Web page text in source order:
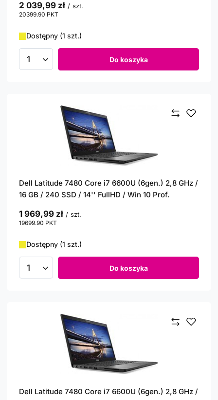
2 039,99 zł / szt.
20399.90 PKT
Dostępny (1 szt.)
Ilość produktów Do koszyka
Dell Latitude 7480 Core i7 6600U (6gen.) 2,8 GHz /
16 GB / 240 SSD / 14'' FullHD / Win 10 Prof.
1 969,99 zł / szt.
19699.90 PKT
Dostępny (1 szt.)
Ilość produktów Do koszyka
Dell Latitude 7480 Core i7 6600U (6gen.) 2,8 GHz /